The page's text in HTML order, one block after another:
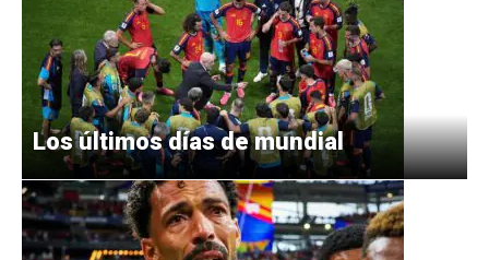
Los últimos días de mundial